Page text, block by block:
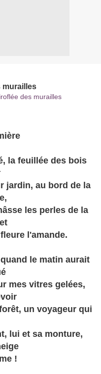
murailles
la feuillée des bois
jardin, au bord de la
les perles de la
l'amande.
le matin aurait
mes vitres gelées,
un voyageur qui
lui et sa monture,
!